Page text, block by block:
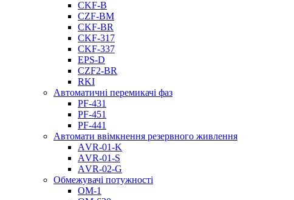
CKF-B
CZF-BM
CKF-BR
CKF-317
CKF-337
EPS-D
CZF2-BR
RKI
Автоматичні перемикачі фаз
PF-431
PF-451
PF-441
Автомати ввімкнення резервного живлення
АVR-01-K
АVR-01-S
АVR-02-G
Обмежувачі потужності
ОМ-1